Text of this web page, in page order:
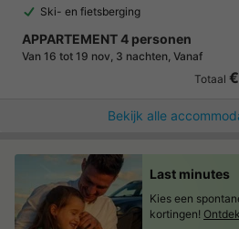
Ski- en fietsberging
APPARTEMENT 4 personen
Van 16 tot 19 nov, 3 nachten, Vanaf
Totaal
Bekijk alle
Last minutes
Kies een
kortingen!